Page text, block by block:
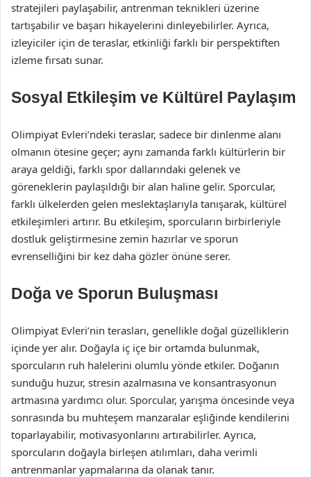
stratejileri paylaşabilir, antrenman teknikleri üzerine
tartışabilir ve başarı hikayelerini dinleyebilirler. Ayrıca,
izleyiciler için de teraslar, etkinliği farklı bir perspektiften
izleme fırsatı sunar.
Sosyal Etkileşim ve Kültürel Paylaşım
Olimpiyat Evleri’ndeki teraslar, sadece bir dinlenme alanı
olmanın ötesine geçer; aynı zamanda farklı kültürlerin bir
araya geldiği, farklı spor dallarındaki gelenek ve
göreneklerin paylaşıldığı bir alan haline gelir. Sporcular,
farklı ülkelerden gelen meslektaşlarıyla tanışarak, kültürel
etkileşimleri artırır. Bu etkileşim, sporcuların birbirleriyle
dostluk geliştirmesine zemin hazırlar ve sporun
evrenselliğini bir kez daha gözler önüne serer.
Doğa ve Sporun Buluşması
Olimpiyat Evleri’nin terasları, genellikle doğal güzelliklerin
içinde yer alır. Doğayla iç içe bir ortamda bulunmak,
sporcuların ruh halelerini olumlu yönde etkiler. Doğanın
sunduğu huzur, stresin azalmasına ve konsantrasyonun
artmasına yardımcı olur. Sporcular, yarışma öncesinde veya
sonrasında bu muhteşem manzaralar eşliğinde kendilerini
toparlayabilir, motivasyonlarını artırabilirler. Ayrıca,
sporcuların doğayla birleşen atılımları, daha verimli
antrenmanlar yapmalarına da olanak tanır.